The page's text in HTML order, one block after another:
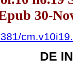
30-
DE